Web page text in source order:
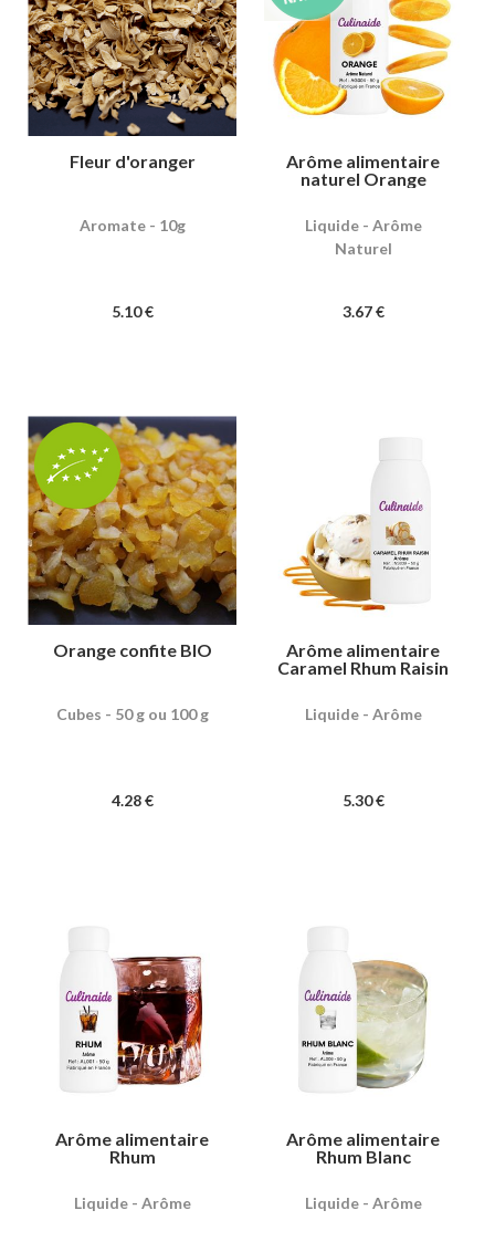
Fleur d'oranger
Aromate - 10g
5.10 €
Arôme alimentaire
naturel Orange
Liquide - Arôme
Naturel
3.67 €
Orange confite BIO
Cubes - 50 g ou 100 g
4.28 €
Arôme alimentaire
Caramel Rhum Raisin
Liquide - Arôme
5.30 €
Arôme alimentaire
Rhum
Liquide - Arôme
Arôme alimentaire
Rhum Blanc
Liquide - Arôme